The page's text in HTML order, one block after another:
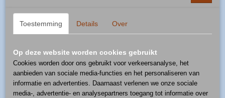
Toestemming Details Over
Op deze website worden cookies gebruikt
Cookies worden door ons gebruikt voor verkeersanalyse, het
aanbieden van sociale media-functies en het personaliseren van
informatie en advertenties. Daarnaast verlenen we onze sociale
media-, advertentie- en analysepartners toegang tot informatie over